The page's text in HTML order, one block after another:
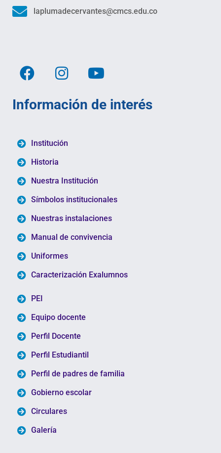
laplumadecervantes@cmcs.edu.co
Información de interés
Institución
Historia
Nuestra Institución
Símbolos institucionales
Nuestras instalaciones
Manual de convivencia
Uniformes
Caracterización Exalumnos
PEI
Equipo docente
Perfil Docente
Perfil Estudiantil
Perfil de padres de familia
Gobierno escolar
Circulares
Galería